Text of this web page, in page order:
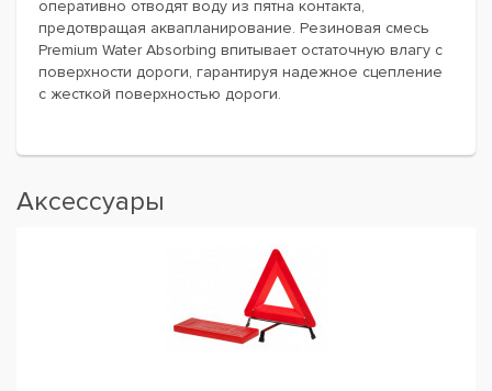
оперативно отводят воду из пятна контакта,
предотвращая аквапланирование. Резиновая смесь
Premium Water Absorbing впитывает остаточную влагу с
поверхности дороги, гарантируя надежное сцепление
с жесткой поверхностью дороги.
Аксессуары